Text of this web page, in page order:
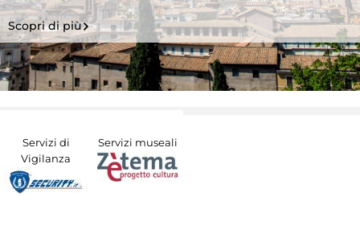
Scopri di più
Servizi di
Vigilanza
Servizi museali